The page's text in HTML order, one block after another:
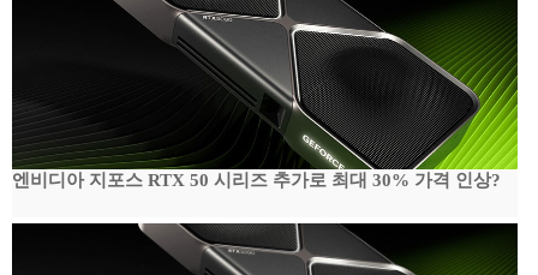
엔비디아 지포스 RTX 50 시리즈 추가로 최대 30% 가격 인상?